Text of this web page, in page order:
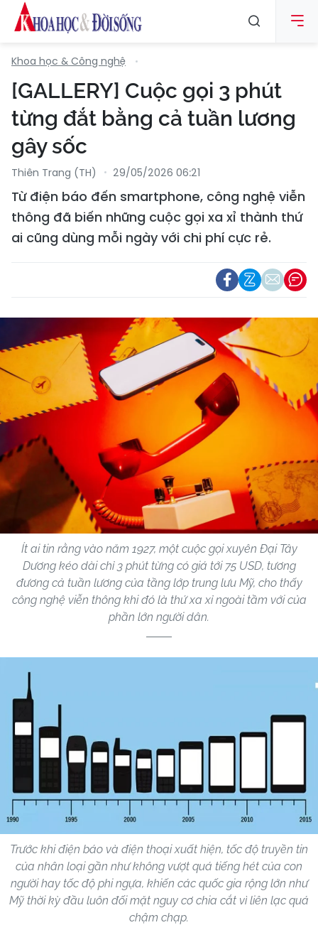
Khoa học & Công nghệ
[GALLERY] Cuộc gọi 3 phút
từng đắt bằng cả tuần lương
gây sốc
Thiên Trang (TH) 29/05/2026 06:21
Từ điện báo đến smartphone, công nghệ viễn
thông đã biến những cuộc gọi xa xỉ thành thứ
ai cũng dùng mỗi ngày với chi phí cực rẻ.
Ít ai tin rằng vào năm 1927, một cuộc gọi xuyên Đại Tây
Dương kéo dài chỉ 3 phút từng có giá tới 75 USD, tương
đương cả tuần lương của tầng lớp trung lưu Mỹ, cho thấy
công nghệ viễn thông khi đó là thứ xa xỉ ngoài tầm với của
phần lớn người dân.
Trước khi điện báo và điện thoại xuất hiện, tốc độ truyền tin
của nhân loại gần như không vượt quá tiếng hét của con
người hay tốc độ phi ngựa, khiến các quốc gia rộng lớn như
Mỹ thời kỳ đầu luôn đối mặt nguy cơ chia cắt vì liên lạc quá
chậm chạp.